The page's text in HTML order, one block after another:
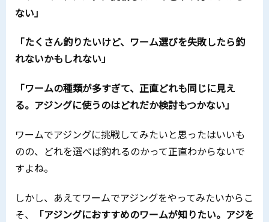
ない」
「たくさん釣りたいけど、ワーム選びを失敗したら釣
れないかもしれない」
「ワームの種類が多すぎて、正直どれも同じに見え
る。アジングに使うのはどれだか検討もつかない」
ワームでアジングに挑戦してみたいと思ったはいいも
のの、どれを選べば釣れるのかって正直わからないで
すよね。
しかし、あえてワームでアジングをやってみたいからこ
そ、
「アジングにおすすめのワームが知りたい。アジを